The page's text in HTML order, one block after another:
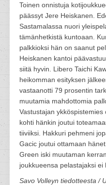
Toinen onnistuja
päässyt Jere Heiskanen.
Sastamalassa nuori
tämänhetkistä kuntoaan.
palkkioksi hän on saanut
Heiskanen kantoi
siitä hyvin. Libero Taichi
heikomman esityksen
vastaanotti 79 prosentin
muutamia mahdottomia
Vastustajan
kohti hänkin joutui
tiiviiksi. Hakkuri pehmeni
Gacic joutui ottamaan
Green iski muutaman
joukkueensa pelastajaksi ei
Savo Volleyn tiedotteesta /